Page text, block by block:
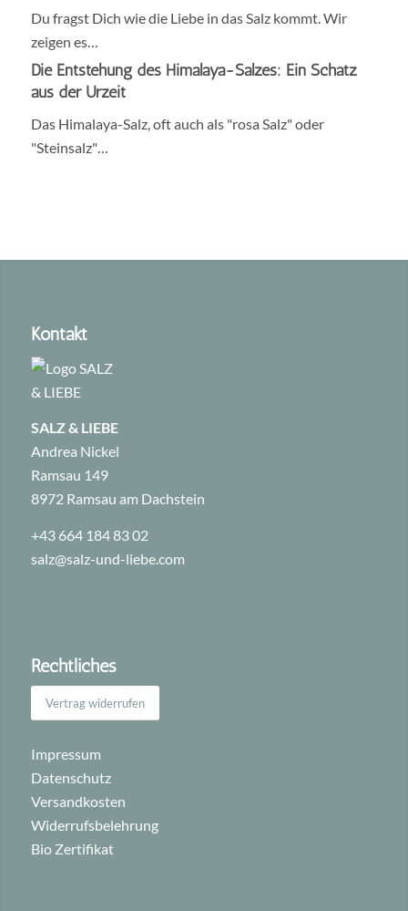
Du fragst Dich wie die Liebe in das Salz kommt. Wir
zeigen es…
Die Entstehung des Himalaya-Salzes: Ein Schatz
aus der Urzeit
Das Himalaya-Salz, oft auch als "rosa Salz" oder
"Steinsalz"…
Kontakt
SALZ & LIEBE
Andrea Nickel
Ramsau 149
8972 Ramsau am Dachstein
+43 664 184 83 02
salz@salz-und-liebe.com
Rechtliches
Vertrag widerrufen
Impressum
Datenschutz
Versandkosten
Widerrufsbelehrung
Bio Zertifikat